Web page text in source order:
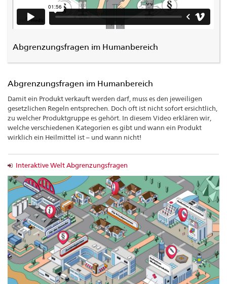
Abgrenzungsfragen im Humanbereich
Abgrenzungsfragen im Humanbereich
Damit ein Produkt verkauft werden darf, muss es den jeweiligen
gesetzlichen Regeln entsprechen. Doch oft ist nicht sofort ersichtlich,
zu welcher Produktgruppe es gehört. In diesem Video erklären wir,
welche verschiedenen Kategorien es gibt und wann ein Produkt
wirklich ein Heilmittel ist – und wann nicht!
Interaktive Welt Abgrenzungsfragen